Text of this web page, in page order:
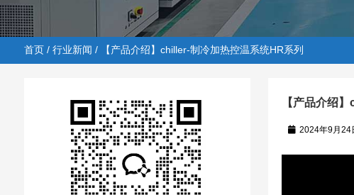
行业新闻/ 【产品介绍】chiller-制冷加热控温系统HR系列
首页/ 行业新闻 / 【产品介绍】chiller-制冷加热控温系统HR系列
【产品介绍
2024年9月24